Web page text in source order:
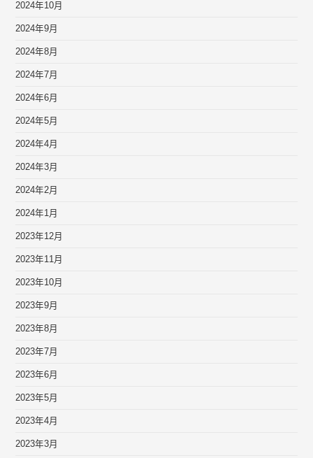
2024年10月
2024年9月
2024年8月
2024年7月
2024年6月
2024年5月
2024年4月
2024年3月
2024年2月
2024年1月
2023年12月
2023年11月
2023年10月
2023年9月
2023年8月
2023年7月
2023年6月
2023年5月
2023年4月
2023年3月